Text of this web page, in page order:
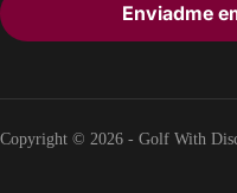
Enviadme
Copyright © 2026 - Golf With